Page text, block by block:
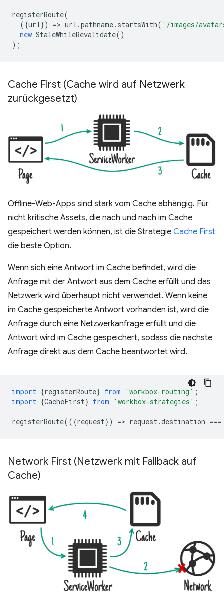
registerRoute(
({url}) => url .pathname. startsWith( '/images/
new StaleWhileRevalidate()
);
Cache First (Cache wird auf Netzwerk
zurückgesetzt)
Offline-Web-Apps sind stark vom Cache abhängig. Für
nicht kritische Assets, die nach und nach im Cache
gespeichert werden können, ist die Strategie Cache First
die beste Option.
Wenn sich eine Antwort im Cache befindet, wird die
Anfrage mit der Antwort aus dem Cache erfüllt und das
Netzwerk wird überhaupt nicht verwendet. Wenn keine
im Cache gespeicherte Antwort vorhanden ist, wird die
Anfrage durch eine Netzwerkanfrage erfüllt und die
Antwort wird im Cache gespeichert, sodass die nächste
Anfrage direkt aus dem Cache beantwortet wird.
import {registerRoute} from 'workbox-routing' ;
import {CacheFirst} from 'workbox-strategies' ;
registerRoute(({request}) => request.destination ===
Network First (Netzwerk mit Fallback auf
Cache)